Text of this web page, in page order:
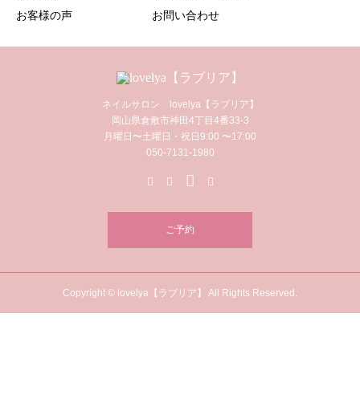
お客様の声
お問い合わせ
ネイルサロン lovelya【ラブリア】
岡山県倉敷市神田4丁目4番33-3
月曜日〜土曜日・祝日9:00 〜17:00
050-7131-1980
ご予約
Copyright © lovelya【ラブリア】 All Rights Reserved.